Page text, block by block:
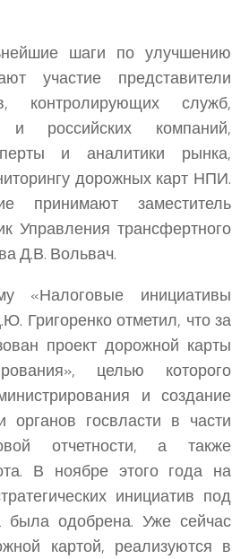
шаги по улучшению
участие представители
контролирующих служб,
и российских компаний,
и аналитики рынка,
дорожных карт НПИ.
принимают заместитель
Управления трансфертного
Д.В. Вольвач.
«Налоговые инициативы
Григоренко отметил, что за
проект дорожной карты
целью которого
и создание
госвласти в части
отчетности, а также
В ноябре этого года на
инициатив под
была одобрена. Уже сейчас
картой, реализуются в